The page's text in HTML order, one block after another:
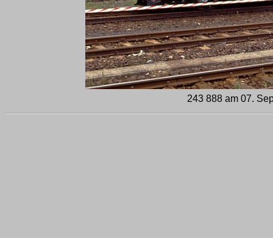
243 888 am 07.